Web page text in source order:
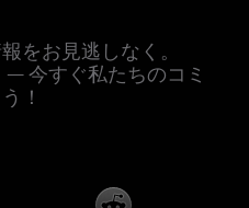
をお見逃しなく。
今すぐ私たちのコミ
！